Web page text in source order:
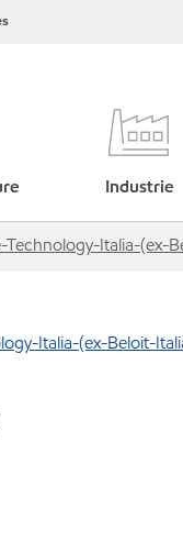
Industrie
Italia-(ex-
Italia-(ex-Beloit-